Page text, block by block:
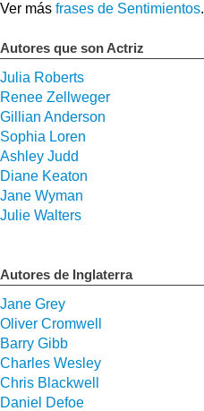
Ver más frases de Sentimientos.
Autores que son Actriz
Julia Roberts
Renee Zellweger
Gillian Anderson
Sophia Loren
Ashley Judd
Diane Keaton
Jane Wyman
Julie Walters
Autores de Inglaterra
Jane Grey
Oliver Cromwell
Barry Gibb
Charles Wesley
Chris Blackwell
Daniel Defoe